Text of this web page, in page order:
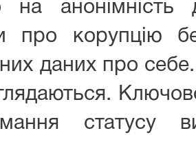
анонімність
про корупцію
даних про
статусу